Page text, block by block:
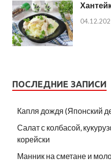
ПОСЛЕДНИЕ ЗАПИСИ
Капля дождя (Японский
Салат с колбасой,
корейски
Манник на сметане и